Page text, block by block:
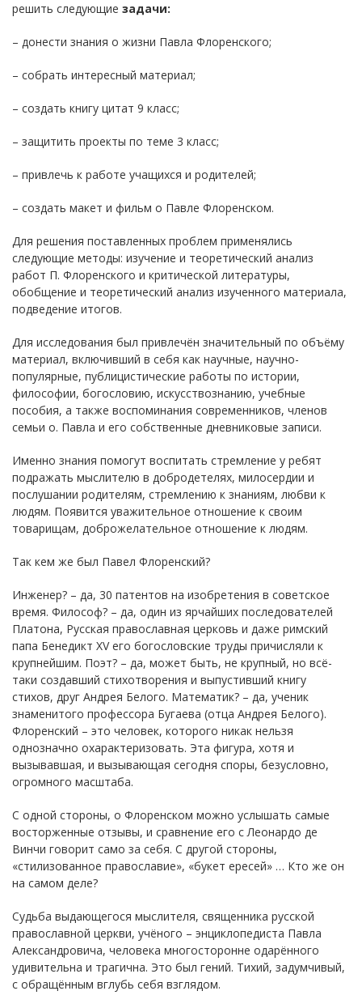
решить следующие задачи:
– донести знания о жизни Павла Флоренского;
– собрать интересный материал;
– создать книгу цитат 9 класс;
– защитить проекты по теме 3 класс;
– привлечь к работе учащихся и родителей;
– создать макет и фильм о Павле Флоренском.
Для решения поставленных проблем применялись
следующие методы: изучение и теоретический анализ
работ П. Флоренского и критической литературы,
обобщение и теоретический анализ изученного материала,
подведение итогов.
Для исследования был привлечён значительный по объёму
материал, включивший в себя как научные, научно-
популярные, публицистические работы по истории,
философии, богословию, искусствознанию, учебные
пособия, а также воспоминания современников, членов
семьи о. Павла и его собственные дневниковые записи.
Именно знания помогут воспитать стремление у ребят
подражать мыслителю в добродетелях, милосердии и
послушании родителям, стремлению к знаниям, любви к
людям. Появится уважительное отношение к своим
товарищам, доброжелательное отношение к людям.
Так кем же был Павел Флоренский?
Инженер? – да, 30 патентов на изобретения в советское
время. Философ? – да, один из ярчайших последователей
Платона, Русская православная церковь и даже римский
папа Бенедикт XV его богословские труды причисляли к
крупнейшим. Поэт? – да, может быть, не крупный, но всё-
таки создавший стихотворения и выпустивший книгу
стихов, друг Андрея Белого. Математик? – да, ученик
знаменитого профессора Бугаева (отца Андрея Белого).
Флоренский – это человек, которого никак нельзя
однозначно охарактеризовать. Эта фигура, хотя и
вызывавшая, и вызывающая сегодня споры, безусловно,
огромного масштаба.
С одной стороны, о Флоренском можно услышать самые
восторженные отзывы, и сравнение его с Леонардо де
Винчи говорит само за себя. С другой стороны,
«стилизованное православие», «букет ересей» … Кто же он
на самом деле?
Судьба выдающегося мыслителя, священника русской
православной церкви, учёного – энциклопедиста Павла
Александровича, человека многосторонне одарённого
удивительна и трагична. Это был гений. Тихий, задумчивый,
с обращённым вглубь себя взглядом.